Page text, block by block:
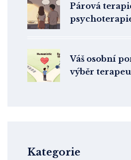
Párová
Váš osobní
výběr
Kategorie